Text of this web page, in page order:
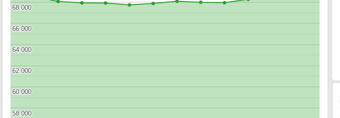
58.000
58.000
60.000
60.000
62.000
62.000
64.000
64.000
66.000
66.000
68.000
68.000